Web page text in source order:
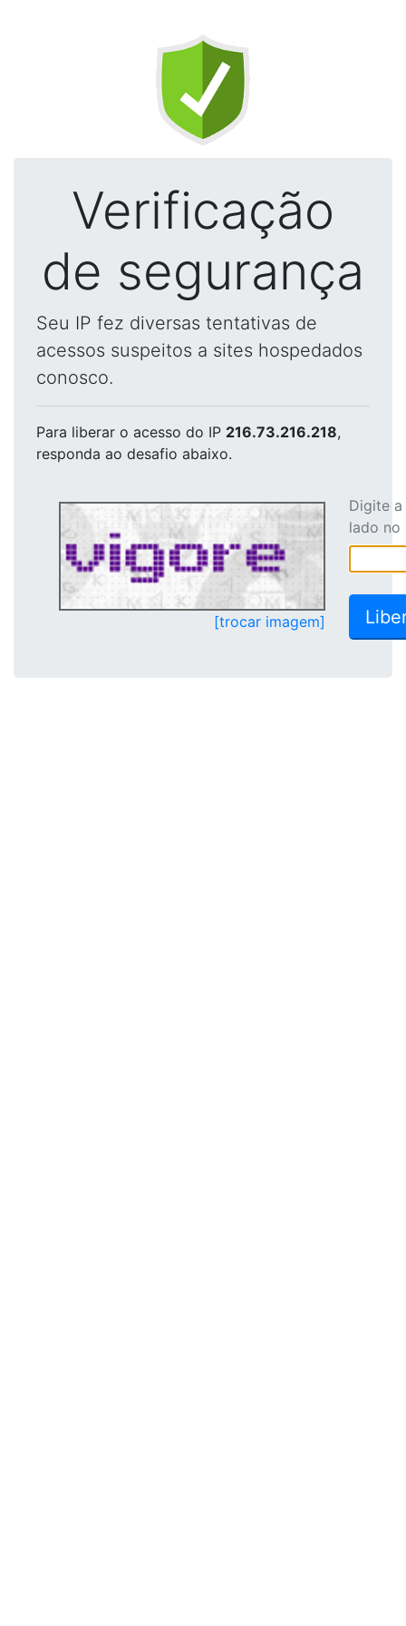
Verificação
de segurança
Seu IP fez diversas tentativas de
acessos suspeitos a sites hospedados
conosco.
Para liberar o acesso do IP 216.73.216.218,
responda ao desafio abaixo.
[trocar imagem]
Digite
lado no